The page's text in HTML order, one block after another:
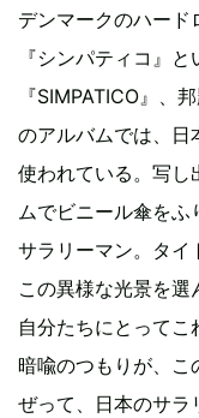
デンマークのハー
『シンパティコ』
『SIMPATICO』、
のアルバムでは、日
使われている。写し
ムでビニール傘を
サラリーマン。タイ
この異様な光景を
自分たちにとってこ
暗喩のつもりが、こ
ぜって、日本のサラ